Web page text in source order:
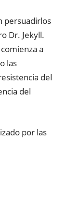
persuadirlos
Dr. Jekyll.
a
las
del
del
por las